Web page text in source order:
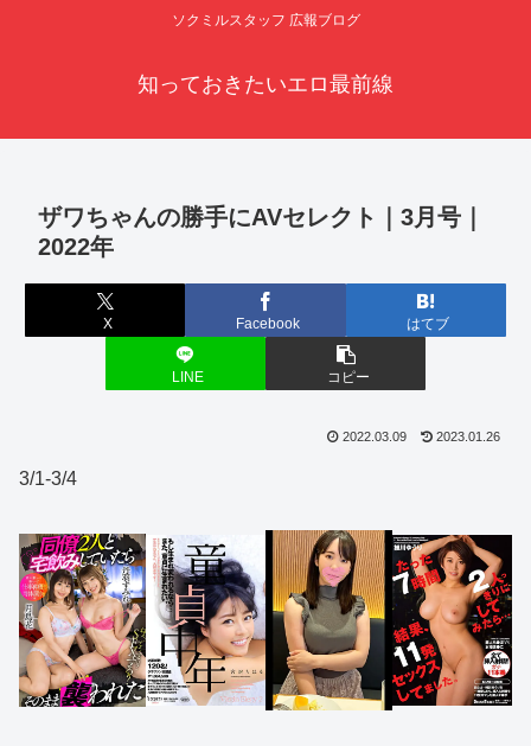
ソクミルスタッフ 広報ブログ
知っておきたいエロ最前線
ザワちゃんの勝手にAVセレクト｜3月号｜
2022年
X Facebook はてブ
LINE コピー
2022.03.09 2023.01.26
3/1-3/4